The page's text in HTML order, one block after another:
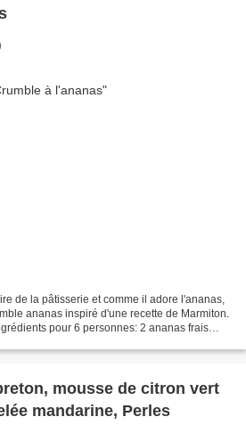
de la pâtisserie et comme il adore l'ananas,
ananas inspiré d'une recette de Marmiton.
pour 6 personnes: 2 ananas frais
mousse de citron vert
mandarine, Perles